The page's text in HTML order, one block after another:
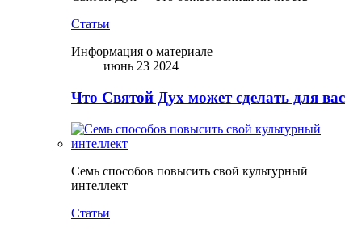
Статьи
Информация о материале
июнь 23 2024
Что Святой Дух может сделать для вас
Семь способов повысить свой культурный
интеллект
Статьи